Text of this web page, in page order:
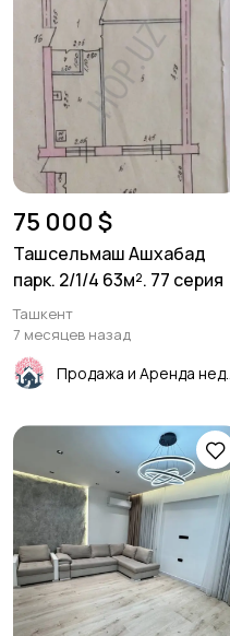
75 000 $
Ташсельмаш Ашхабад
парк. 2/1/4 63м². 77 серия
Ташкент
7 месяцев назад